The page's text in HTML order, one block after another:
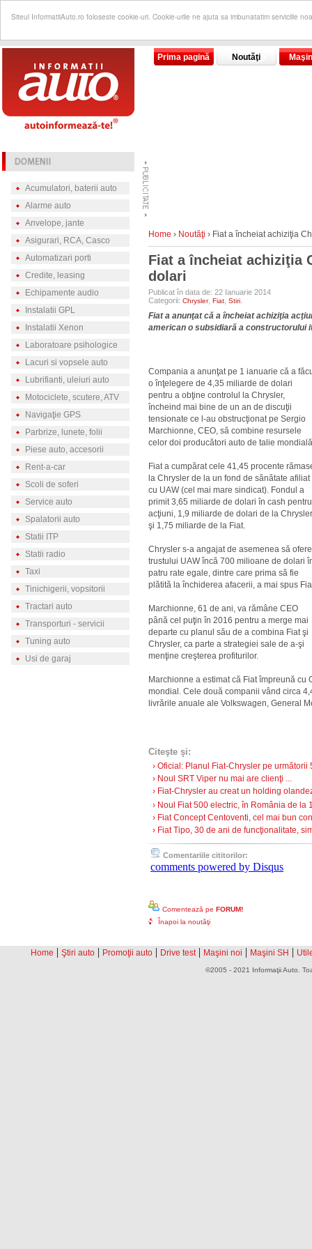
Siteul InformatiiAuto.ro foloseste cookie-uri. Cookie-urile ne ajuta sa imbunatatim serviciile
Prima pagină Noutăţi
Acumulatori, baterii auto
Alarme auto
Anvelope, jante
Asigurari, RCA, Casco
Automatizari porti
Credite, leasing
Echipamente audio
Instalatii GPL
Instalatii Xenon
Laboratoare psihologice
Lacuri si vopsele auto
Lubrifianti, uleiuri auto
Motociclete, scutere, ATV
Navigaţie GPS
Parbrize, lunete, folii
Piese auto, accesorii
Rent-a-car
Scoli de soferi
Service auto
Spalatorii auto
Statii ITP
Statii radio
Taxi
Tinichigerii, vopsitorii
Tractari auto
Transporturi - servicii
Tuning auto
Usi de garaj
Home › Noutăţi › Fiat a încheiat achiziţia
Fiat a încheiat achiziţia
dolari
Publicat în data de: 22 Ianuarie 2014
Categorii: Chrysler, Fiat Stiri
Fiat a anunţat că a încheiat achiziţia
american o subsidiară a constructorului
Compania a anunţat pe 1 ianuarie că a
o înţelegere de 4,35 miliarde de dolari
pentru a obţine controlul la Chrysler,
încheind mai bine de un an de discuţii
tensionate ce l-au obstrucţionat pe Sergio
Marchionne, CEO, să combine resursele
celor doi producători auto de talie
Fiat a cumpărat cele 41,45 procente
la Chrysler de la un fond de sănătate afiliat
cu UAW (cel mai mare sindicat). Fondul a
primit 3,65 miliarde de dolari în cash pentru
acţiuni, 1,9 miliarde de dolari de la Chrysler
şi 1,75 miliarde de la Fiat.
Chrysler s-a angajat de asemenea să ofere
trustului UAW încă 700 milioane de dolari
patru rate egale, dintre care prima să fie
plătită la închiderea afacerii, a mai spus
Marchionne, 61 de ani, va rămâne CEO
până cel puţin în 2016 pentru a merge mai
departe cu planul său de a combina Fiat şi
Chrysler, ca parte a strategiei sale de a-şi
menţine creşterea profiturilor.
Marchionne a estimat că Fiat împreună
mondial. Cele două companii vând circa
livrările anuale ale Volkswagen, General
Citeşte şi:
› Oficial: Planul Fiat-Chrysler pe următorii
› Noul SRT Viper nu mai are clienţi ...
› Fiat-Chrysler au creat un holding
› Noul Fiat 500 electric, în România de la
› Fiat Concept Centoventi, cel mai bun
› Fiat Tipo, 30 de ani de funcţionalitate,
Comentariile cititorilor:
comments powered by Disqus
Comentează pe FORUM!
Înapoi la noutăţi
Home | Ştiri auto | Promoţii auto | Drive test | Maşini noi | Maşini SH |
©2005 - 2021 Informaţii Auto.